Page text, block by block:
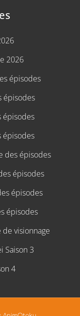
2026
épisodes
épisodes
épisodes
épisodes
des épisodes
épisodes
épisodes
épisodes
visionnage
Saison 3
4